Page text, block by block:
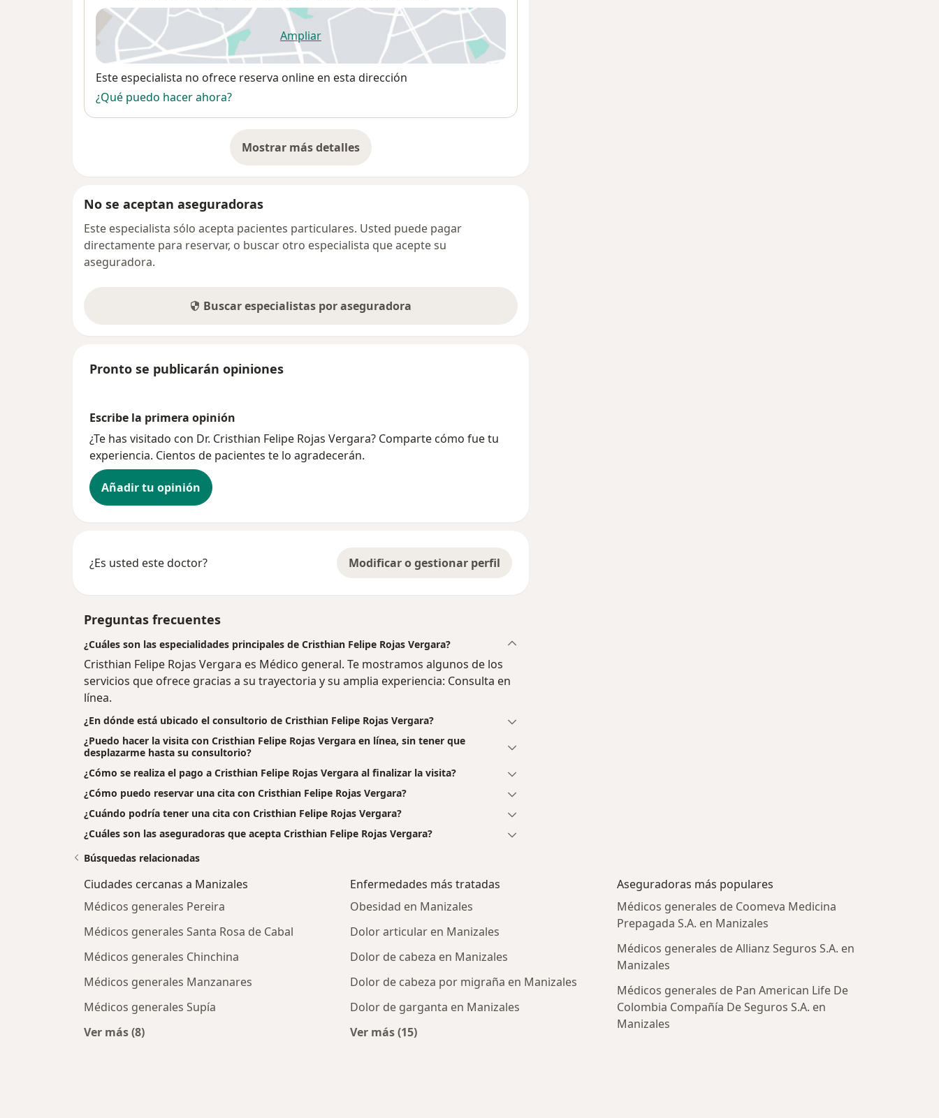
Ampliarse abre en una nueva pestaña
Disponibilidad
Este especialista no ofrece reserva online en esta dirección
¿Qué puedo hacer ahora?
Mostrar más detalles
sobre la dirección
No se aceptan aseguradoras
Este especialista sólo acepta pacientes particulares. Usted puede pagar
directamente para reservar, o buscar otro especialista que acepte su
aseguradora.
Buscar especialistas por aseguradora
Pronto se publicarán opiniones
Escribe la primera opinión
¿Te has visitado con Dr. Cristhian Felipe Rojas Vergara? Comparte cómo fue tu
experiencia. Cientos de pacientes te lo agradecerán.
Añadir tu opinión
¿Es usted este doctor? Modificar o gestionar perfil
Preguntas frecuentes
¿Cuáles son las especialidades principales de Cristhian Felipe Rojas Vergara?
Cristhian Felipe Rojas Vergara es Médico general. Te mostramos algunos de los
servicios que ofrece gracias a su trayectoria y su amplia experiencia: Consulta en
línea.
¿En dónde está ubicado el consultorio de Cristhian Felipe Rojas Vergara?
¿Puedo hacer la visita con Cristhian Felipe Rojas Vergara en línea, sin tener que
desplazarme hasta su consultorio?
¿Cómo se realiza el pago a Cristhian Felipe Rojas Vergara al finalizar la visita?
¿Cómo puedo reservar una cita con Cristhian Felipe Rojas Vergara?
¿Cuándo podría tener una cita con Cristhian Felipe Rojas Vergara?
¿Cuáles son las aseguradoras que acepta Cristhian Felipe Rojas Vergara?
Búsquedas relacionadas
Ciudades cercanas a Manizales
Médicos generales Pereira
Médicos generales Santa Rosa de Cabal
Médicos generales Chinchina
Médicos generales Manzanares
Médicos generales Supía
Ver más (8)
Enfermedades más tratadas
Obesidad en Manizales
Dolor articular en Manizales
Dolor de cabeza en Manizales
Dolor de cabeza por migraña en Manizales
Dolor de garganta en Manizales
Ver más (15)
Aseguradoras más populares
Médicos generales de Coomeva Medicina
Prepagada S.A. en Manizales
Médicos generales de Allianz Seguros S.A. en
Manizales
Médicos generales de Pan American Life De
Colombia Compañía De Seguros S.A. en
Manizales